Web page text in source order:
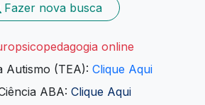
Fazer nova busca
online
Autismo (TEA): Clique Aqui
ABA: Clique Aqui